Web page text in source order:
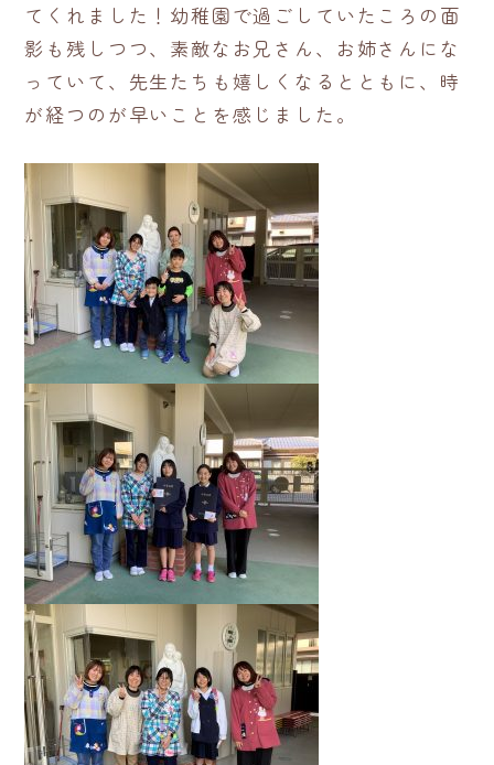
てくれました！幼稚園で過ごしていたころの面
影も残しつつ、素敵なお兄さん、お姉さんにな
っていて、先生たちも嬉しくなるとともに、時
が経つのが早いことを感じました。